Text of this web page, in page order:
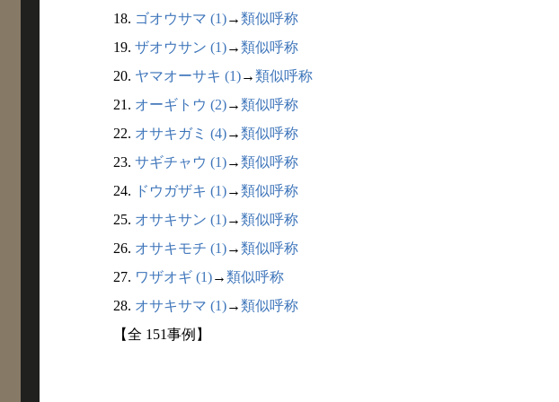
18. ゴオウサマ (1)→類似呼称
19. ザオウサン (1)→類似呼称
20. ヤマオーサキ (1)→類似呼称
21. オーギトウ (2)→類似呼称
22. オサキガミ (4)→類似呼称
23. サギチャウ (1)→類似呼称
24. ドウガザキ (1)→類似呼称
25. オサキサン (1)→類似呼称
26. オサキモチ (1)→類似呼称
27. ワザオギ (1)→類似呼称
28. オサキサマ (1)→類似呼称
【全 151事例】